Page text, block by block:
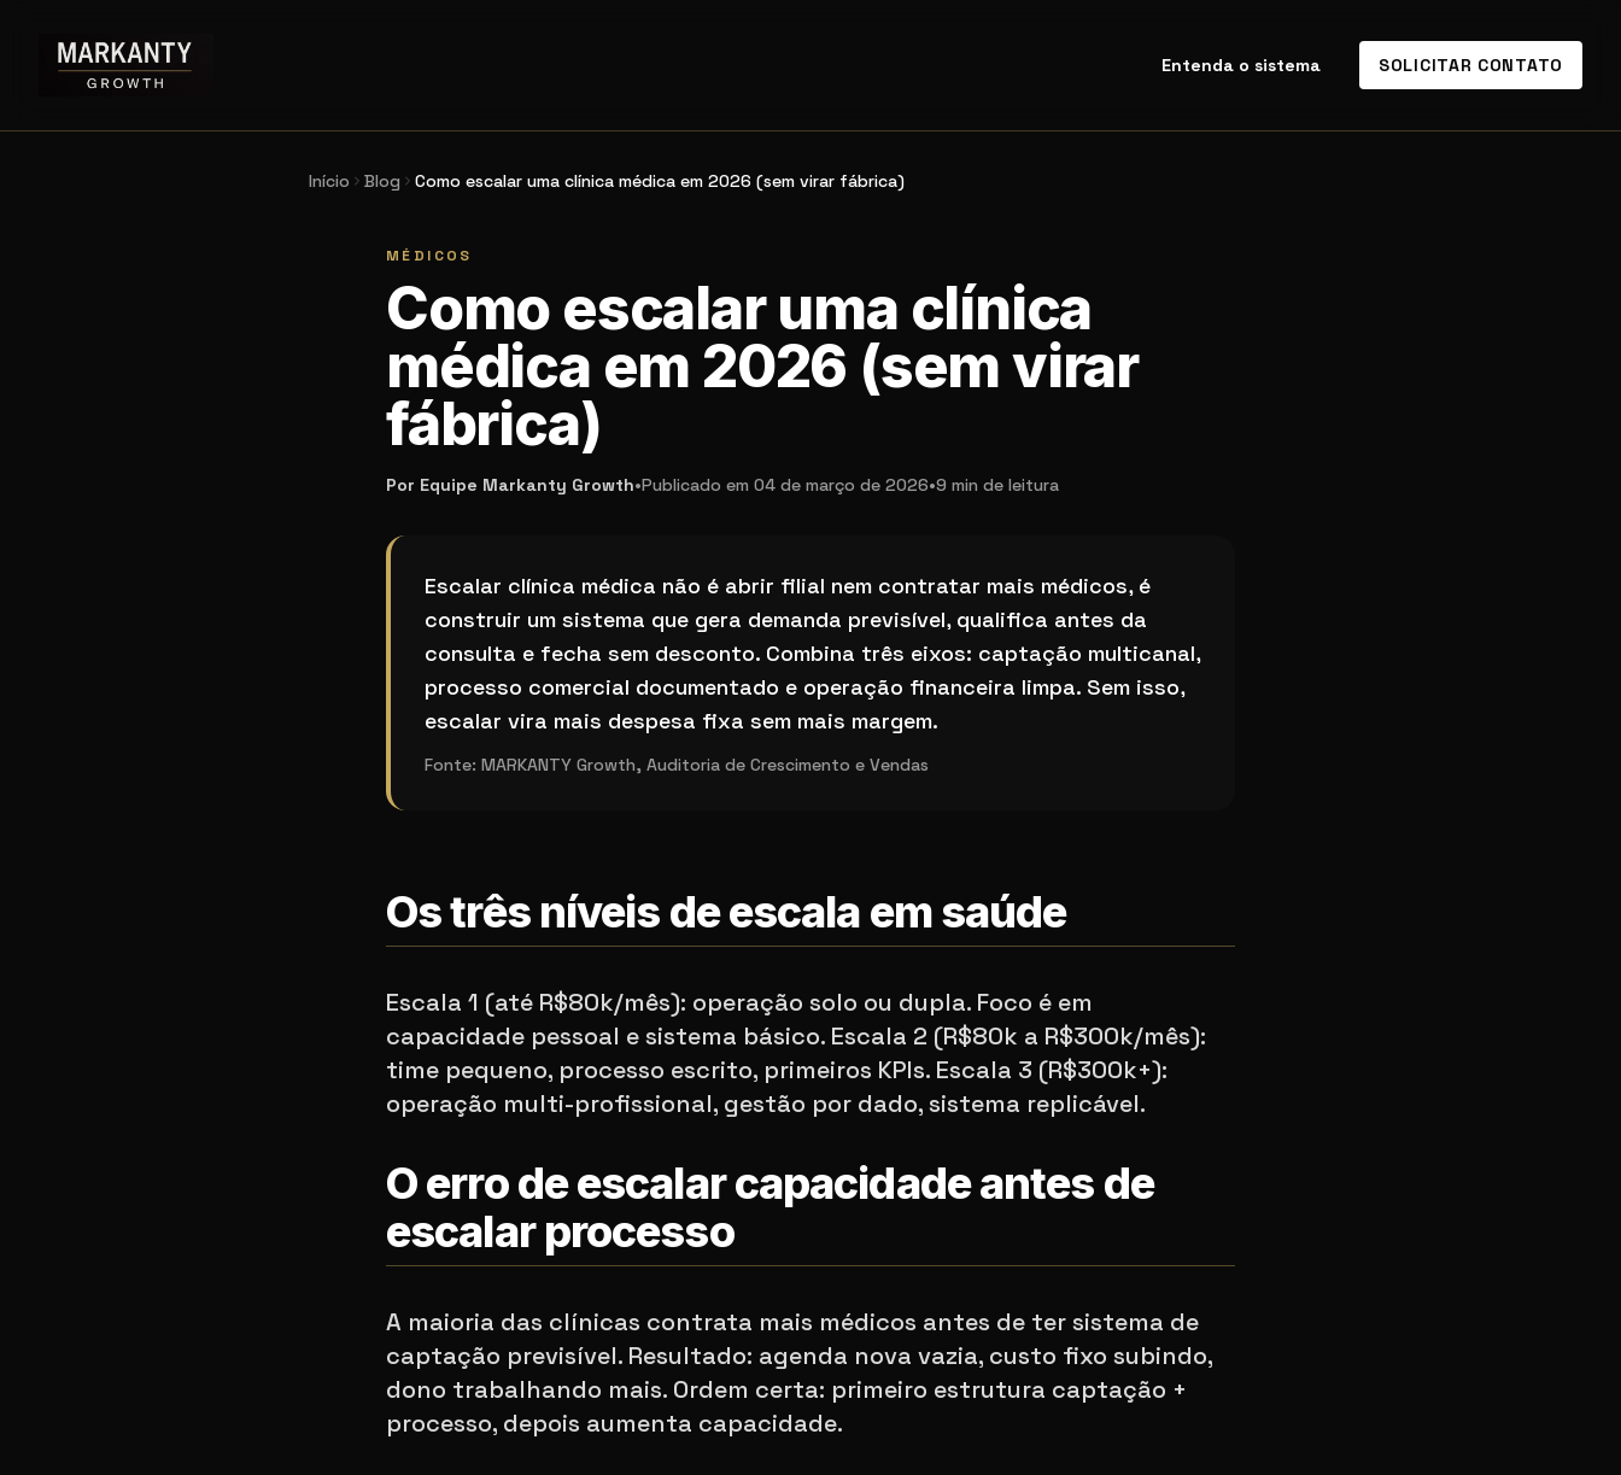
Entenda o sistema SOLICITAR CONTATO
Início Blog Como escalar uma clínica médica em 2026 (sem virar fábrica)
MÉDICOS
Como escalar uma clínica
médica em 2026 (sem virar
fábrica)
Por Equipe Markanty Growth•Publicado em 04 de março de 2026•9 min de leitura
Como escalar uma clínica médica em 2026 (sem virar fábrica)
Escalar clínica médica não é abrir filial nem contratar mais médicos, é
construir um sistema que gera demanda previsível, qualifica antes da
consulta e fecha sem desconto. Combina três eixos: captação multicanal,
processo comercial documentado e operação financeira limpa. Sem isso,
escalar vira mais despesa fixa sem mais margem.
Fonte: MARKANTY Growth, Auditoria de Crescimento e Vendas
Os três níveis de escala em saúde
Escala 1 (até R$80k/mês): operação solo ou dupla. Foco é em
capacidade pessoal e sistema básico. Escala 2 (R$80k a R$300k/mês):
time pequeno, processo escrito, primeiros KPIs. Escala 3 (R$300k+):
operação multi-profissional, gestão por dado, sistema replicável.
O erro de escalar capacidade antes de
escalar processo
A maioria das clínicas contrata mais médicos antes de ter sistema de
captação previsível. Resultado: agenda nova vazia, custo fixo subindo,
dono trabalhando mais. Ordem certa: primeiro estrutura captação +
processo, depois aumenta capacidade.